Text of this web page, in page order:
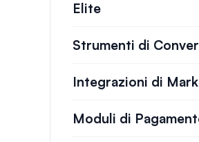
Elite
Strumenti di
Integrazioni di
Moduli di